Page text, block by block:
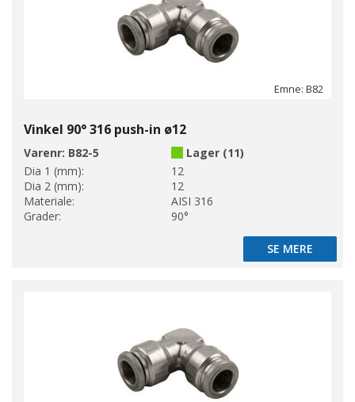
Emne: B82
Vinkel 90° 316 push-in ø12
Varenr: B82-5
Lager (11)
Dia 1 (mm):
12
Dia 2 (mm):
12
Materiale:
AISI 316
Grader:
90°
SE MERE
SE MERE